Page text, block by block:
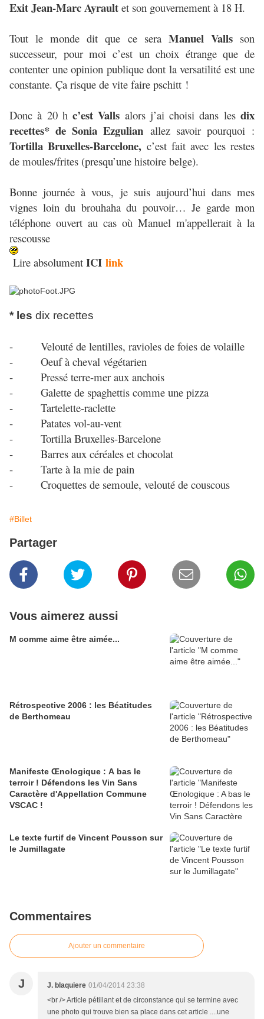
Exit Jean-Marc Ayrault et son gouvernement à 18 H.
Tout le monde dit que ce sera Manuel Vallsson
successeur, pour moi c’est un choix étrange que de
contenter une opinion publique dont la versatilité est une
constante. Ça risque de vite faire pschitt !
Donc à 20 hc’est Valls alors j’ai choisi dans lesdix
recettes* de Sonia Ezgulian allez savoir pourquoi :
Tortilla Bruxelles-Barcelone, c’est fait avec les restes
de moules/frites (presqu’une histoire belge).
Bonne journée à vous, je suis aujourd’hui dans mes
vignes loin du brouhaha du pouvoir… Je garde mon
téléphone ouvert au cas où Manuel m'appellerait à la
rescousse
Lire absolument ICI link
* les dix recettes
- Velouté de lentilles, ravioles de foies de volaille
- Oeuf à cheval végétarien
- Pressé terre-mer aux anchois
- Galette de spaghettis comme une pizza
- Tartelette-raclette
- Patates vol-au-vent
- Tortilla Bruxelles-Barcelone
- Barres aux céréales et chocolat
- Tarte à la mie de pain
- Croquettes de semoule, velouté de couscous
#Billet
Partager
Vous aimerez aussi
M comme aime être aimée...
Rétrospective 2006 : les Béatitudes
de Berthomeau
Manifeste Œnologique : A bas le
terroir ! Défendons les Vin Sans
Caractère d'Appellation Commune
VSCAC !
Le texte furtif de Vincent Pousson sur
le Jumillagate
Commentaires
Ajouter un commentaire
J J. blaquiere 01/04/2014 23:38
<br /> Article pétillant et de circonstance qui se termine avec
une photo qui trouve bien sa place dans cet article ....une